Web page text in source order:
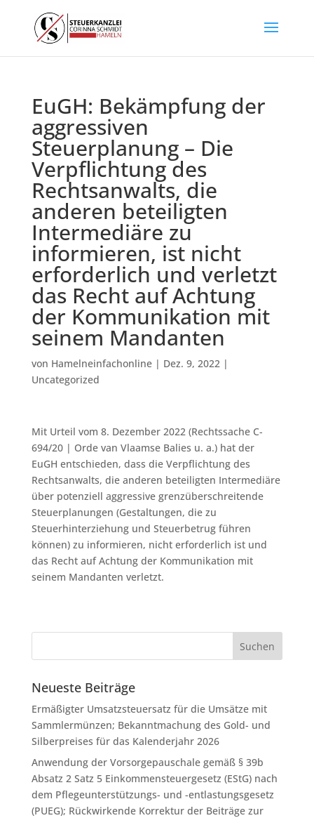
EuGH: Bekämpfung der
aggressiven
Steuerplanung – Die
Verpflichtung des
Rechtsanwalts, die
anderen beteiligten
Intermediäre zu
informieren, ist nicht
erforderlich und verletzt
das Recht auf Achtung
der Kommunikation mit
seinem Mandanten
von Hamelneinfachonline| Dez. 9, 2022|
Uncategorized
Mit Urteil vom 8. Dezember 2022 (Rechtssache C-
694/20 | Orde van Vlaamse Balies u. a.) hat der
EuGH entschieden, dass die Verpflichtung des
Rechtsanwalts, die anderen beteiligten Intermediäre
über potenziell aggressive grenzüberschreitende
Steuerplanungen (Gestaltungen, die zu
Steuerhinterziehung und Steuerbetrug führen
können) zu informieren, nicht erforderlich ist und
das Recht auf Achtung der Kommunikation mit
seinem Mandanten verletzt.
Neueste Beiträge
Ermäßigter Umsatzsteuersatz für die Umsätze mit
Sammlermünzen; Bekanntmachung des Gold- und
Silberpreises für das Kalenderjahr 2026
Anwendung der Vorsorgepauschale gemäß § 39b
Absatz 2 Satz 5 Einkommensteuergesetz (EStG) nach
dem Pflegeunterstützungs- und -entlastungsgesetz
(PUEG); Rückwirkende Korrektur der Beiträge zur